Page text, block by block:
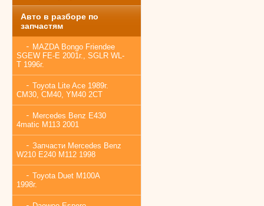
Авто в разборе по
запчастям
MAZDA Bongo Friendee
SGEW FE-E 2001г., SGLR WL-
T 1996г.
Toyota Lite Ace 1989г.
CM30, CM40, YM40 2CT
Mercedes Benz E430
4matic M113 2001
Запчасти Mercedes Benz
W210 E240 M112 1998
Toyota Duet M100A
1998г.